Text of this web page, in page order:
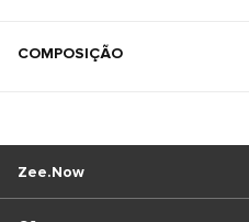
COMPOSIÇÃO
Zee.Now